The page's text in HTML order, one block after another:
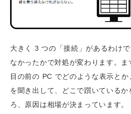
大きく 3 つの「接続」があるわけ
なかったかで対処が変わります。
目の前の PC でどのような表示と
を聞き出して、どこで躓いているか
ろ、原因は相場が決まっています。